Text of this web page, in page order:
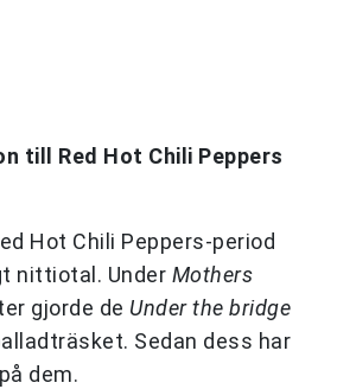
till Red Hot Chili Peppers
Hot Chili Peppers-period
nittiotal. Under Mothers
gjorde de Under the bridge
Sedan dess har
dem.